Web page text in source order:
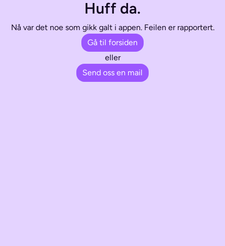
Huff da.
Nå var det noe som gikk galt i appen. Feilen er rapportert.
Gå til forsiden
eller
Send oss en mail